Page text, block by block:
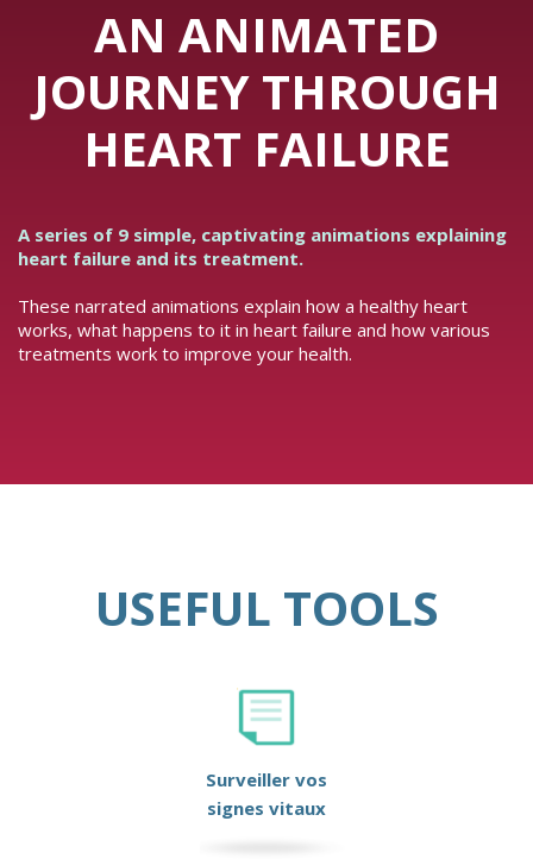
AN ANIMATED
JOURNEY THROUGH
HEART FAILURE
A series of 9 simple, captivating animations explaining
heart failure and its treatment.
These narrated animations explain how a healthy heart
works, what happens to it in heart failure and how various
treatments work to improve your health.
USEFUL TOOLS
Surveiller vos
signes vitaux